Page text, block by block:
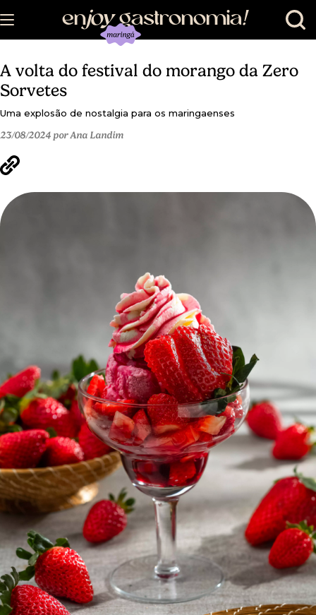
enjoy gastronomia!
A volta do festival do morango da Zero
Sorvetes
Uma explosão de nostalgia para os maringaenses
23/08/2024 por Ana Landim